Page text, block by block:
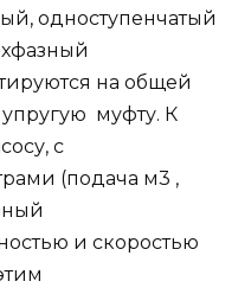
одноступенчатый
на общей
муфту. К
с
(подача м3 ,
и скоростью